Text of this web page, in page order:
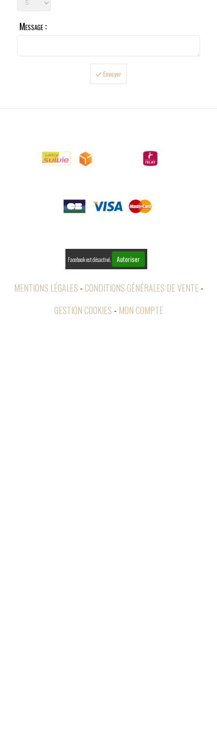
Message :
Envoyer
Facebook est désactivé. Autoriser
MENTIONS LÉGALES CONDITIONS GÉNÉRALES DE VENTE
GESTION COOKIES
MON COMPTE